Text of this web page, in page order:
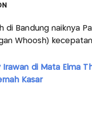
di Bandung naiknya
Whoosh)
Irawan di Mata Elma
Kasar